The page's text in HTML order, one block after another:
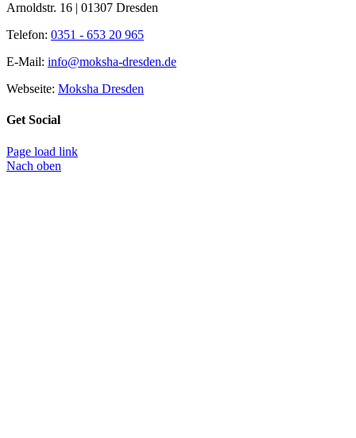
Arnoldstr. 16 | 01307 Dresden
Telefon: 0351 - 653 20 965
E-Mail: info@moksha-dresden.de
Webseite: Moksha Dresden
Get Social
Page load link
Nach oben